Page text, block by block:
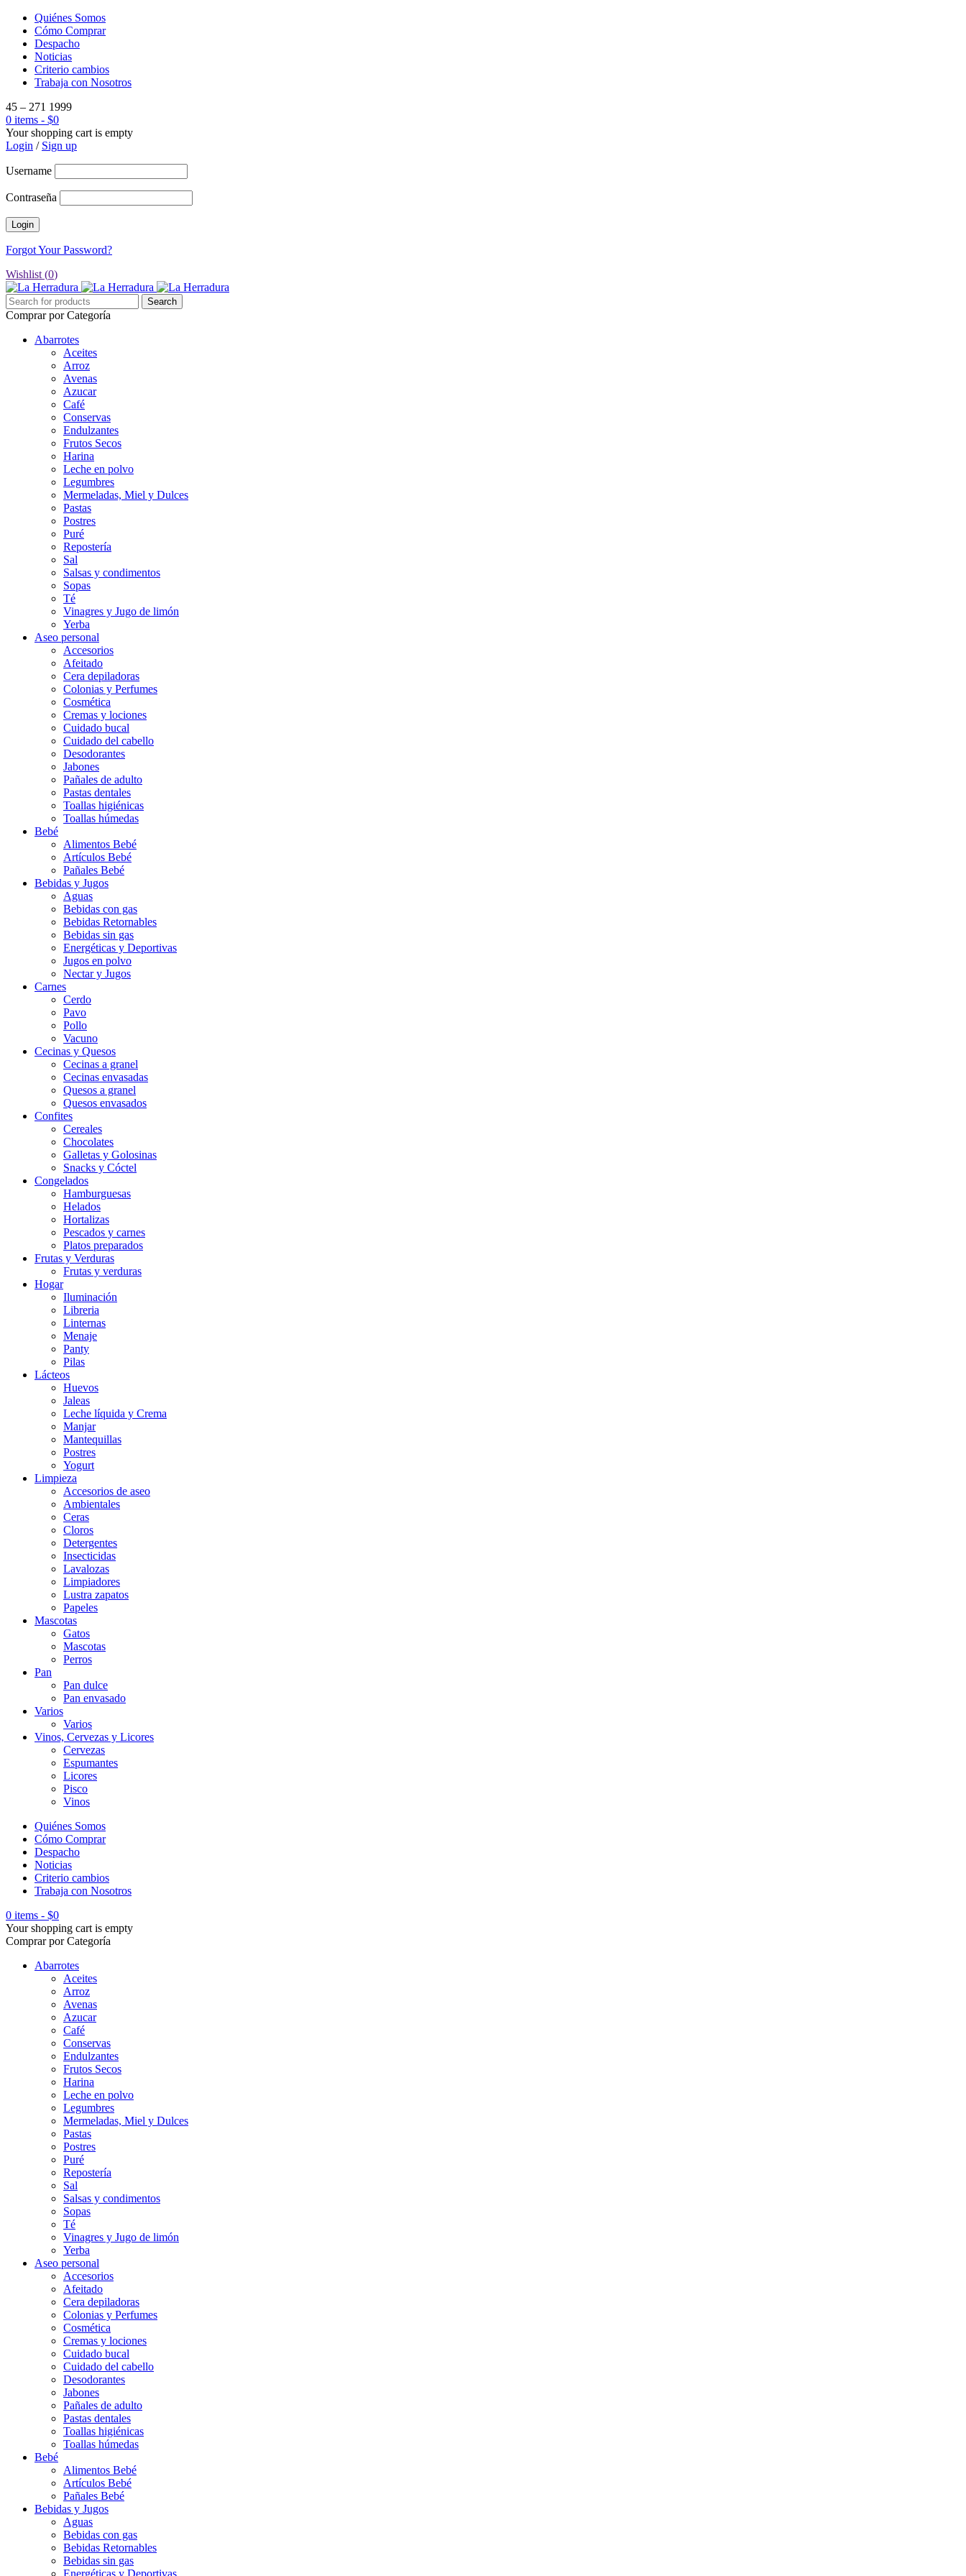
Quiénes Somos
Cómo Comprar
Despacho
Noticias
Criterio cambios
Trabaja con Nosotros
45 – 271 1999
0 items - $0
Your shopping cart is empty
Login / Sign up
Username
Contraseña
Forgot Your Password?
Wishlist (0)
Comprar por Categoría
Abarrotes
Aceites
Arroz
Avenas
Azucar
Café
Conservas
Endulzantes
Frutos Secos
Harina
Leche en polvo
Legumbres
Mermeladas, Miel y Dulces
Pastas
Postres
Puré
Repostería
Sal
Salsas y condimentos
Sopas
Té
Vinagres y Jugo de limón
Yerba
Aseo personal
Accesorios
Afeitado
Cera depiladoras
Colonias y Perfumes
Cosmética
Cremas y lociones
Cuidado bucal
Cuidado del cabello
Desodorantes
Jabones
Pañales de adulto
Pastas dentales
Toallas higiénicas
Toallas húmedas
Bebé
Alimentos Bebé
Artículos Bebé
Pañales Bebé
Bebidas y Jugos
Aguas
Bebidas con gas
Bebidas Retornables
Bebidas sin gas
Energéticas y Deportivas
Jugos en polvo
Nectar y Jugos
Carnes
Cerdo
Pavo
Pollo
Vacuno
Cecinas y Quesos
Cecinas a granel
Cecinas envasadas
Quesos a granel
Quesos envasados
Confites
Cereales
Chocolates
Galletas y Golosinas
Snacks y Cóctel
Congelados
Hamburguesas
Helados
Hortalizas
Pescados y carnes
Platos preparados
Frutas y Verduras
Frutas y verduras
Hogar
Iluminación
Libreria
Linternas
Menaje
Panty
Pilas
Lácteos
Huevos
Jaleas
Leche líquida y Crema
Manjar
Mantequillas
Postres
Yogurt
Limpieza
Accesorios de aseo
Ambientales
Ceras
Cloros
Detergentes
Insecticidas
Lavalozas
Limpiadores
Lustra zapatos
Papeles
Mascotas
Gatos
Mascotas
Perros
Pan
Pan dulce
Pan envasado
Varios
Varios
Vinos, Cervezas y Licores
Cervezas
Espumantes
Licores
Pisco
Vinos
Quiénes Somos
Cómo Comprar
Despacho
Noticias
Criterio cambios
Trabaja con Nosotros
0 items - $0
Your shopping cart is empty
Comprar por Categoría
Abarrotes
Aceites
Arroz
Avenas
Azucar
Café
Conservas
Endulzantes
Frutos Secos
Harina
Leche en polvo
Legumbres
Mermeladas, Miel y Dulces
Pastas
Postres
Puré
Repostería
Sal
Salsas y condimentos
Sopas
Té
Vinagres y Jugo de limón
Yerba
Aseo personal
Accesorios
Afeitado
Cera depiladoras
Colonias y Perfumes
Cosmética
Cremas y lociones
Cuidado bucal
Cuidado del cabello
Desodorantes
Jabones
Pañales de adulto
Pastas dentales
Toallas higiénicas
Toallas húmedas
Bebé
Alimentos Bebé
Artículos Bebé
Pañales Bebé
Bebidas y Jugos
Aguas
Bebidas con gas
Bebidas Retornables
Bebidas sin gas
Energéticas y Deportivas